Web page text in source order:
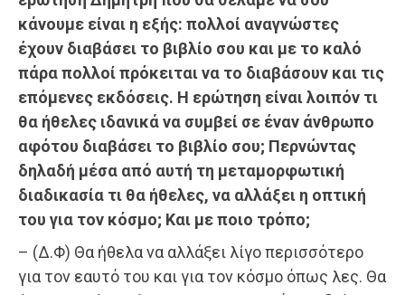
κάνουμε είναι η εξής: πολλοί αναγνώστες
έχουν διαβάσει το βιβλίο σου και με το καλό
πάρα πολλοί πρόκειται να το διαβάσουν και τις
επόμενες εκδόσεις. Η ερώτηση είναι λοιπόν τι
θα ήθελες ιδανικά να συμβεί σε έναν άνθρωπο
αφότου διαβάσει το βιβλίο σου; Περνώντας
δηλαδή μέσα από αυτή τη μεταμορφωτική
διαδικασία τι θα ήθελες, να αλλάξει η οπτική
του για τον κόσμο; Και με ποιο τρόπο;
– (Δ.Φ) Θα ήθελα να αλλάξει λίγο περισσότερο
για τον εαυτό του και για τον κόσμο όπως λες. Θα